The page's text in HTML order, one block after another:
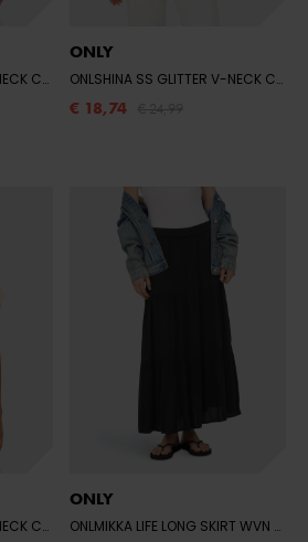
ONLSHINA SS GLITTER V-NECK CS KNT - PALE LILAC/SMAL DITSY CLOUD
ONLY
ONLSHINA SS GLITTER V-NECK CS KNT
€ 18,74
ONLSHINA SS GLITTER V-NECK CS KNT - BIRCH/BLACK GRAPHIC
ONLY
ONLMIKKA LIFE LONG SKIRT WVN NOOS